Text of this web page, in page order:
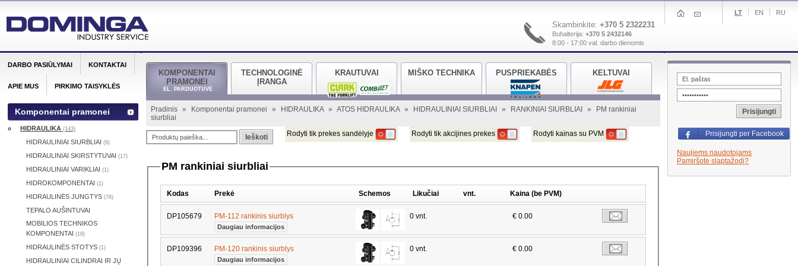
Skambinkite: +370 5 2322231
Buhalterija: +370 5 2432146
8:00 - 17:00 val. darbo dienomis
LT EN RU
KOMPONENTAI
PRAMONEI
EL. PARDUOTUVĖ
TECHNOLOGINĖ
ĮRANGA
KRAUTUVAI MIŠKO TECHNIKA PUSPRIEKABĖS KELTUVAI
Pradinis » Komponentai pramonei » HIDRAULIKA » ATOS HIDRAULIKA » HIDRAULINIAI SIURBLIAI » RANKINIAI SIURBLIAI »
PM rankiniai
siurbliai
Ieškoti Rodyti tik prekes sandėlyje Rodyti tik akcijines prekes Rodyti kainas su PVM
PM rankiniai siurbliai
Kodas Prekė Schemos Likučiai vnt. Kaina (be PVM)
DP105679 PM-112 rankinis siurblys
Daugiau informacijos
0 vnt. € 0.00
DP109396 PM-120 rankinis siurblys
Daugiau informacijos
0 vnt. € 0.00
DARBO PASIŪLYMAI KONTAKTAI
APIE MUS PIRKIMO TAISYKLĖS
Komponentai pramonei
HIDRAULIKA (143)
HIDRAULINIAI SIURBLIAI (9)
HIDRAULINIAI SKIRSTYTUVAI (17)
HIDRAULINIAI VARIKLIAI (1)
HIDROKOMPONENTAI (1)
HIDRAULINĖS JUNGTYS (78)
TEPALO AUŠINTUVAI
MOBILIOS TECHNIKOS
KOMPONENTAI (18)
HIDRAULINĖS STOTYS (1)
HIDRAULINIAI CILINDRAI IR JŲ
Prisijungti
Prisijungti per Facebook
Naujiems naudotojams
Pamiršote slaptažodį?